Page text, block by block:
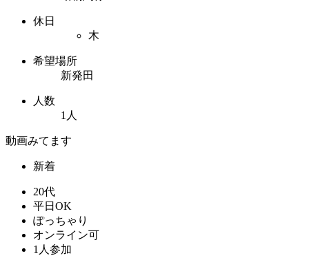
休日
木
希望場所
新発田
人数
1人
動画みてます
新着
20代
平日OK
ぽっちゃり
オンライン可
1人参加